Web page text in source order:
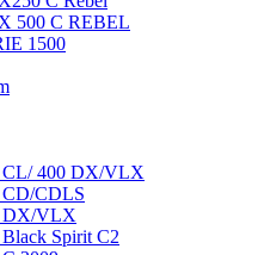
500 C REBEL
1500
CL/ 400 DX/VLX
CDLS
DX/VLX
Spirit C2